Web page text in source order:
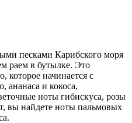
песками Карибского моря
раем в бутылке. Это
которое начинается с
ананаса и кокоса,
ноты гибискуса, розы
вы найдете ноты пальмовых